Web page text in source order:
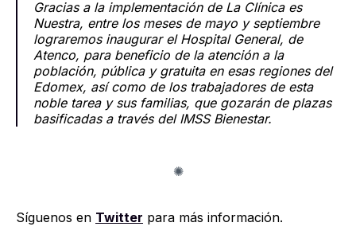
Gracias a la implementación de La Clínica es
Nuestra, entre los meses de mayo y septiembre
lograremos inaugurar el Hospital General, de
Atenco, para beneficio de la atención a la
población, pública y gratuita en esas regiones del
Edomex, así como de los trabajadores de esta
noble tarea y sus familias, que gozarán de plazas
basificadas a través del IMSS Bienestar.
Síguenos en Twitter para más información.